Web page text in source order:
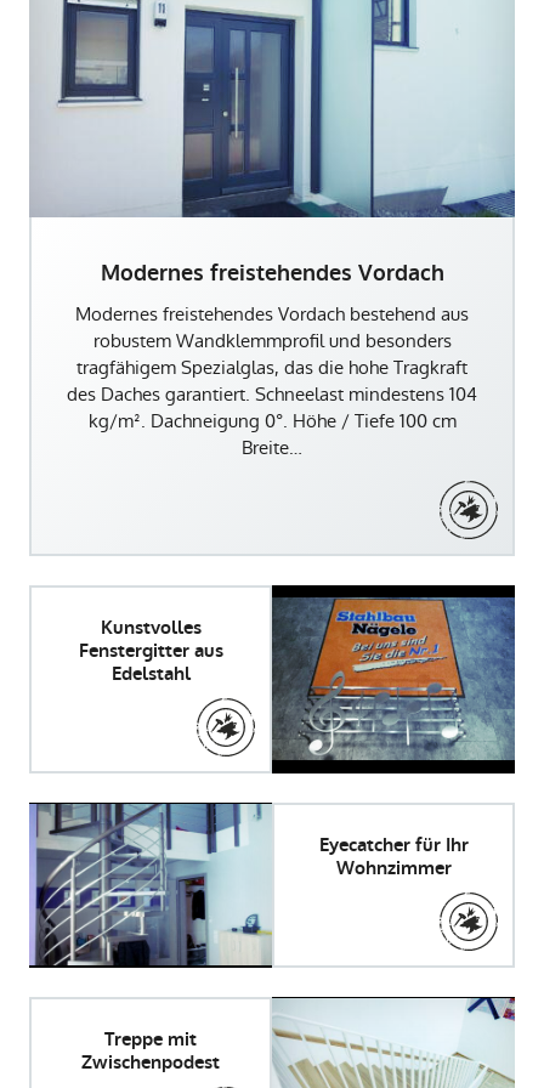
Modernes freistehendes Vordach
Modernes freistehendes Vordach bestehend aus
robustem Wandklemmprofil und besonders
tragfähigem Spezialglas, das die hohe Tragkraft
des Daches garantiert. Schneelast mindestens 104
kg/m². Dachneigung 0°. Höhe / Tiefe 100 cm
Breite…
Kunstvolles
Fenstergitter aus
Edelstahl
Eyecatcher für Ihr
Wohnzimmer
Treppe mit
Zwischenpodest